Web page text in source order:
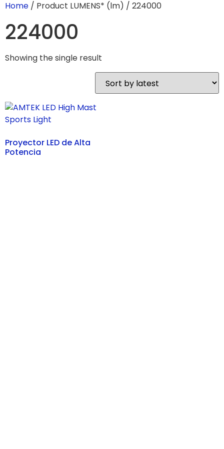
Home / Product LUMENS* (lm) / 224000
224000
Showing the single result
Proyector LED de Alta
Potencia